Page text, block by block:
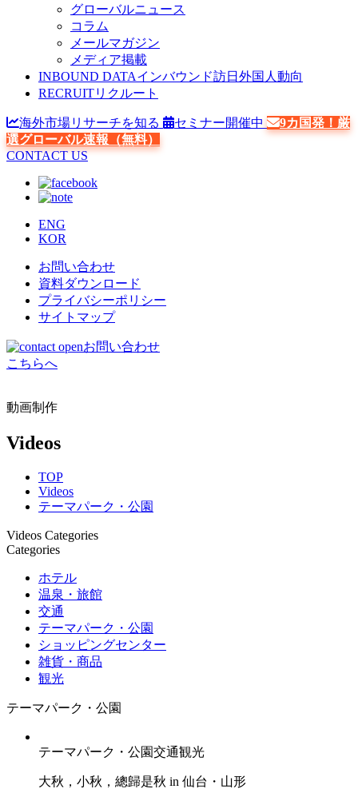
グローバルニュース
コラム
メールマガジン
メディア掲載
INBOUND DATAインバウンド訪日外国人動向
RECRUITリクルート
海外市場リサーチを知る セミナー開催中
9カ国発！厳
選グローバル速報（無料）
CONTACT US
ENG
KOR
お問い合わせ
資料ダウンロード
プライバシーポリシー
サイトマップ
お問い合わせ
こちらへ
動画制作
Videos
TOP
Videos
テーマパーク・公園
Videos Categories
Categories
ホテル
温泉・旅館
交通
テーマパーク・公園
ショッピングセンター
雑貨・商品
観光
テーマパーク・公園
テーマパーク・公園交通観光
大秋，小秋，總歸是秋 in 仙台・山形